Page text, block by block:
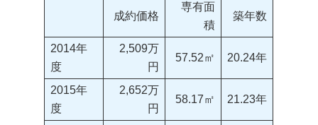
成約価格
専有面
積
築年数
2014年
度
2,509万
円
57.52㎡ 20.24年
2015年
度
2,652万
円
58.17㎡ 21.23年